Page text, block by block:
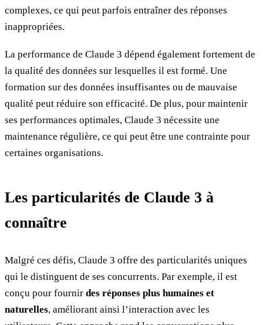
complexes, ce qui peut parfois entraîner des réponses
inappropriées.
La performance de Claude 3 dépend également fortement de
la qualité des données sur lesquelles il est formé. Une
formation sur des données insuffisantes ou de mauvaise
qualité peut réduire son efficacité. De plus, pour maintenir
ses performances optimales, Claude 3 nécessite une
maintenance régulière, ce qui peut être une contrainte pour
certaines organisations.
Les particularités de Claude 3 à
connaître
Malgré ces défis, Claude 3 offre des particularités uniques
qui le distinguent de ses concurrents. Par exemple, il est
conçu pour fournir des réponses plus humaines et
naturelles, améliorant ainsi l’interaction avec les